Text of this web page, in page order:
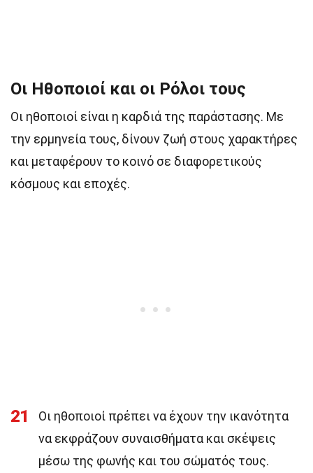
Οι Ηθοποιοί και οι Ρόλοι τους
Οι ηθοποιοί είναι η καρδιά της παράστασης. Με
την ερμηνεία τους, δίνουν ζωή στους χαρακτήρες
και μεταφέρουν το κοινό σε διαφορετικούς
κόσμους και εποχές.
21
Οι ηθοποιοί πρέπει να έχουν την ικανότητα
να εκφράζουν συναισθήματα και σκέψεις
μέσω της φωνής και του σώματός τους.